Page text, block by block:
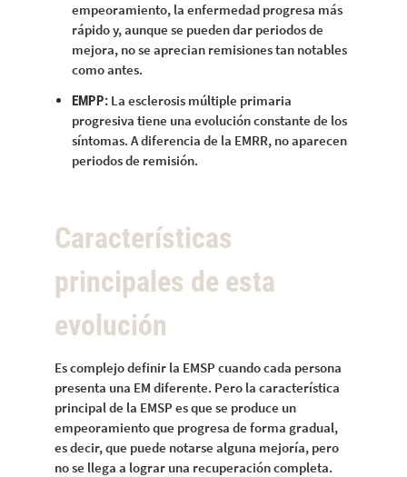
empeoramiento, la enfermedad progresa más
rápido y, aunque se pueden dar periodos de
mejora, no se aprecian remisiones tan notables
como antes.
EMPP: La esclerosis múltiple primaria
progresiva tiene una evolución constante de los
síntomas. A diferencia de la EMRR, no aparecen
periodos de remisión.
Características
principales de esta
evolución
Es complejo definir la EMSP cuando cada persona
presenta una EM diferente. Pero la característica
principal de la EMSP es que se produce un
empeoramiento que progresa de forma gradual,
es decir, que puede notarse alguna mejoría, pero
no se llega a lograr una recuperación completa.